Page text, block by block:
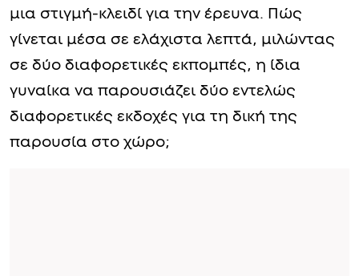
μια στιγμή-κλειδί για την έρευνα. Πώς
γίνεται μέσα σε ελάχιστα λεπτά, μιλώντας
σε δύο διαφορετικές εκπομπές, η ίδια
γυναίκα να παρουσιάζει δύο εντελώς
διαφορετικές εκδοχές για τη δική της
παρουσία στο χώρο;